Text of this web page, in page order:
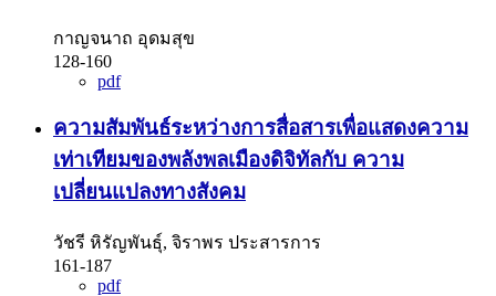
กาญจนาถ อุดมสุข
128-160
pdf
ความสัมพันธ์ระหว่างการสื่อสารเพื่อแสดงความ
เท่าเทียมของพลังพลเมืองดิจิทัลกับ ความ
เปลี่ยนแปลงทางสังคม
วัชรี หิรัญพันธุ์, จิราพร ประสารการ
161-187
pdf